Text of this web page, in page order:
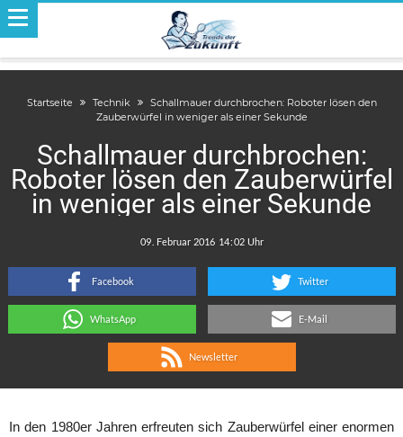
Startseite Technik
Schallmauer durchbrochen: Roboter lösen den
Zauberwürfel in weniger als einer Sekunde
Schallmauer durchbrochen:
Roboter lösen den Zauberwürfel
in weniger als einer Sekunde
:
Facebook Twitter
WhatsApp E-Mail
Newsletter
In den 1980er Jahren erfreuten sich Zauberwürfel einer enormen